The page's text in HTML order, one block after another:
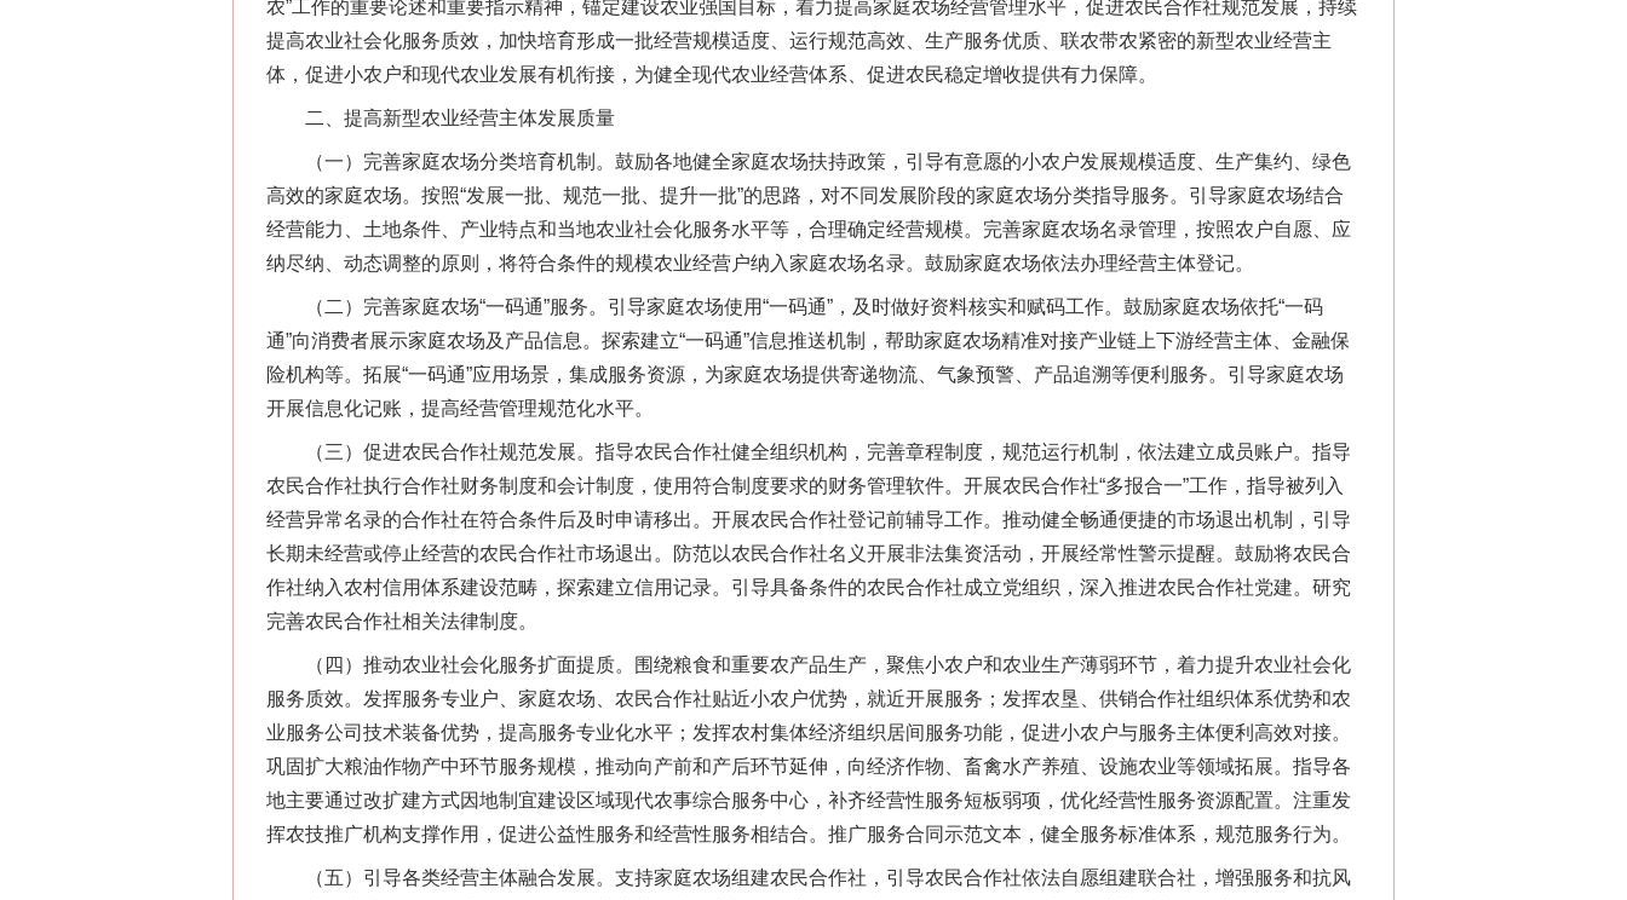
农”工作的重要论述和重要指示精神，锚定建设农业强国目标，着力提高家庭农场经营管理水平，促进农民合作社规范发展，持续
提高农业社会化服务质效，加快培育形成一批经营规模适度、运行规范高效、生产服务优质、联农带农紧密的新型农业经营主
体，促进小农户和现代农业发展有机衔接，为健全现代农业经营体系、促进农民稳定增收提供有力保障。
二、提高新型农业经营主体发展质量
（一）完善家庭农场分类培育机制。鼓励各地健全家庭农场扶持政策，引导有意愿的小农户发展规模适度、生产集约、绿色
高效的家庭农场。按照“发展一批、规范一批、提升一批”的思路，对不同发展阶段的家庭农场分类指导服务。引导家庭农场结合
经营能力、土地条件、产业特点和当地农业社会化服务水平等，合理确定经营规模。完善家庭农场名录管理，按照农户自愿、应
纳尽纳、动态调整的原则，将符合条件的规模农业经营户纳入家庭农场名录。鼓励家庭农场依法办理经营主体登记。
（二）完善家庭农场“一码通”服务。引导家庭农场使用“一码通”，及时做好资料核实和赋码工作。鼓励家庭农场依托“一码
通”向消费者展示家庭农场及产品信息。探索建立“一码通”信息推送机制，帮助家庭农场精准对接产业链上下游经营主体、金融保
险机构等。拓展“一码通”应用场景，集成服务资源，为家庭农场提供寄递物流、气象预警、产品追溯等便利服务。引导家庭农场
开展信息化记账，提高经营管理规范化水平。
（三）促进农民合作社规范发展。指导农民合作社健全组织机构，完善章程制度，规范运行机制，依法建立成员账户。指导
农民合作社执行合作社财务制度和会计制度，使用符合制度要求的财务管理软件。开展农民合作社“多报合一”工作，指导被列入
经营异常名录的合作社在符合条件后及时申请移出。开展农民合作社登记前辅导工作。推动健全畅通便捷的市场退出机制，引导
长期未经营或停止经营的农民合作社市场退出。防范以农民合作社名义开展非法集资活动，开展经常性警示提醒。鼓励将农民合
作社纳入农村信用体系建设范畴，探索建立信用记录。引导具备条件的农民合作社成立党组织，深入推进农民合作社党建。研究
完善农民合作社相关法律制度。
（四）推动农业社会化服务扩面提质。围绕粮食和重要农产品生产，聚焦小农户和农业生产薄弱环节，着力提升农业社会化
服务质效。发挥服务专业户、家庭农场、农民合作社贴近小农户优势，就近开展服务；发挥农垦、供销合作社组织体系优势和农
业服务公司技术装备优势，提高服务专业化水平；发挥农村集体经济组织居间服务功能，促进小农户与服务主体便利高效对接。
巩固扩大粮油作物产中环节服务规模，推动向产前和产后环节延伸，向经济作物、畜禽水产养殖、设施农业等领域拓展。指导各
地主要通过改扩建方式因地制宜建设区域现代农事综合服务中心，补齐经营性服务短板弱项，优化经营性服务资源配置。注重发
挥农技推广机构支撑作用，促进公益性服务和经营性服务相结合。推广服务合同示范文本，健全服务标准体系，规范服务行为。
（五）引导各类经营主体融合发展。支持家庭农场组建农民合作社，引导农民合作社依法自愿组建联合社，增强服务和抗风